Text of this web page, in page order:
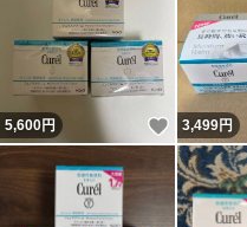
5,600円 いいね！
3,499円